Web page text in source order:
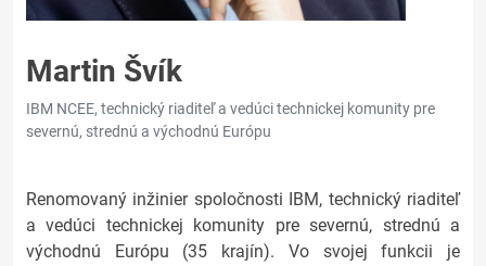
Martin Švík
IBM NCEE, technický riaditeľ a vedúci technickej komunity pre
severnú, strednú a východnú Európu
Renomovaný inžinier spoločnosti IBM, technický riaditeľ
a vedúci technickej komunity pre severnú, strednú a
východnú Európu (35 krajín). Vo svojej funkcii je